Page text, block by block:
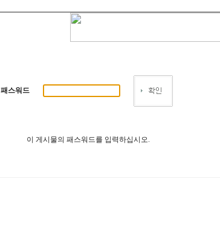
패스워드
이 게시물의 패스워드를 입력하십시오.